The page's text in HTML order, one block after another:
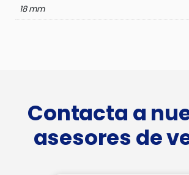
cantidad
18 mm
Contacta a
asesores de